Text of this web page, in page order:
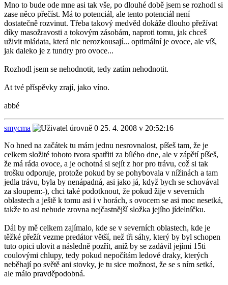
Mno to bude ode mne asi tak vše, po dlouhé době jsem se rozhodl si
zase něco přečíst. Má to potenciál, ale tento potenciál není
dostatečně rozvinut. Třeba takový medvěd dokáže dlouho přežívat
díky masožravosti a tokovým zásobám, naproti tomu, jak chceš
uživit mládata, která nic nerozkousají... optimální je ovoce, ale víš,
jak daleko je z tundry pro ovoce...
Rozhodl jsem se nehodnotit, tedy zatím nehodnotit.
At tvé příspěvky zrají, jako víno.
abbé
smycma
25. 4. 2008 v 20:52:16
No hned na začátek tu mám jednu nesrovnalost, píšeš tam, že je
celkem složité tohoto tvora spatřiti za bílého dne, ale v zápětí píšeš,
že má ráda ovoce, a je ochotná si sejít z hor pro trávu, což si tak
trošku odporuje, protože pokud by se pohybovala v nížinách a tam
jedla trávu, byla by nenápadná, asi jako já, když bych se schovával
za sloupem:-), chci také podotknout, že pokud žije v severních
oblastech a ještě k tomu asi i v horách, s ovocem se asi moc nesetká,
takže to asi nebude zrovna nejčastnější složka jejího jídelníčku.
Dál by mě celkem zajímalo, kde se v severních oblastech, kde je
těžké přežít vezme predátor větší, než tři sáhy, který by byl schopen
tuto opici ulovit a následně pozřít, aniž by se zadávil jejími 15ti
coulovými chlupy, tedy pokud nepočítám ledové draky, kterých
neběhají po světě ani stovky, je tu sice možnost, že se s ním setká,
ale málo pravděpodobná.